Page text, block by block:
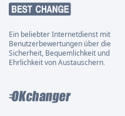
Ein beliebter Internetdienst mit
Benutzerbewertungen über die
Sicherheit, Bequemlichkeit und
Ehrlichkeit von Austauschern.